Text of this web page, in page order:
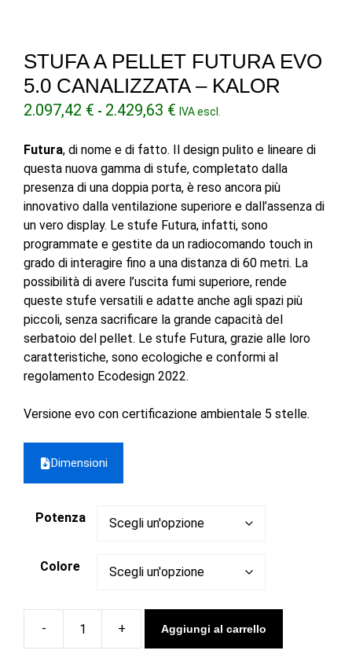
STUFA A PELLET FUTURA EVO
5.0 CANALIZZATA – KALOR
2.097,42 € - 2.429,63 € Fascia
prezzo:
da
2.097,42 €
a
2.429,63 €
IVA escl.
Futura, di nome e di fatto. Il design pulito e lineare di
questa nuova gamma di stufe, completato dalla
presenza di una doppia porta, è reso ancora più
innovativo dalla ventilazione superiore e dall’assenza di
un vero display. Le stufe Futura, infatti, sono
programmate e gestite da un radiocomando touch in
grado di interagire fino a una distanza di 60 metri. La
possibilità di avere l’uscita fumi superiore, rende
queste stufe versatili e adatte anche agli spazi più
piccoli, senza sacrificare la grande capacità del
serbatoio del pellet. Le stufe Futura, grazie alle loro
caratteristiche, sono ecologiche e conformi al
regolamento Ecodesign 2022.
Versione evo con certificazione ambientale 5 stelle.
Dimensioni
Potenza
Colore
Stufa
Aggiungi al carrello